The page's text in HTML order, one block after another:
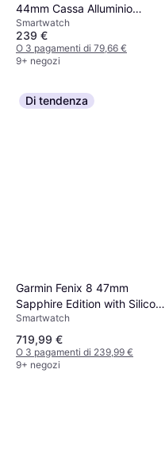
44mm Cassa Alluminio
Mezzanotte
Smartwatch
239 €
O 3 pagamenti di 79,66 €
9+ negozi
Di tendenza
Garmin Fenix 8 47mm
Sapphire Edition with Silicone
Band
Smartwatch
719,99 €
O 3 pagamenti di 239,99 €
9+ negozi